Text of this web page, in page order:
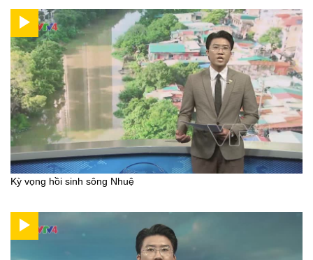
Kỳ vọng hồi sinh sông Nhuệ